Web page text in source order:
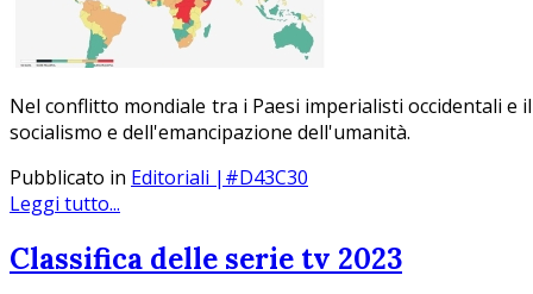
Nel conflitto mondiale tra i Paesi imperialisti occidentali
socialismo e dell'emancipazione dell'umanità.
Pubblicato in Editoriali |#D43C30
Leggi tutto...
Classifica delle serie tv 2023